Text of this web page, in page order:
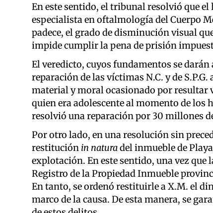
En este sentido, el tribunal resolvió que
especialista en oftalmología del Cuerpo
padece, el grado de disminución visual
impide cumplir la pena de prisión
El veredicto, cuyos fundamentos se
reparación de las víctimas N.C. y de
material y moral ocasionado por resultar
quien era adolescente al momento de los
resolvió una reparación por 30 millones
Por otro lado, en una resolución sin
restitución in naturadel inmueble de
explotación. En este sentido, una vez
Registro de la Propiedad Inmueble
En tanto, se ordenó restituirle a X.M. el
marco de la causa. De esta manera, se